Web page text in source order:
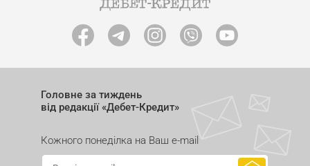
Головне за тиждень
від редакції «Дебет-Кредит»
Кожного понеділка на Ваш e-mail